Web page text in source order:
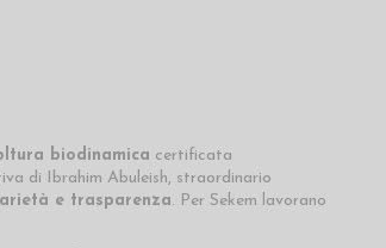
biodinamica certificata
di Ibrahim Abuleish, straordinario
e trasparenza. Per Sekem lavorano